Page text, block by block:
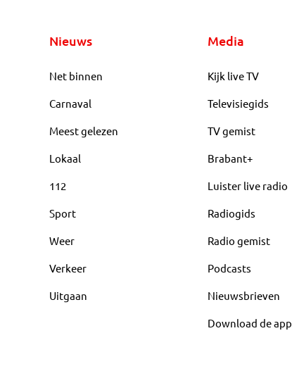
Nieuws
Net binnen
Carnaval
Meest gelezen
Lokaal
112
Sport
Weer
Verkeer
Uitgaan
Media
Kijk live TV
Televisiegids
TV gemist
Brabant+
Luister live radio
Radiogids
Radio gemist
Podcasts
Nieuwsbrieven
Download de app